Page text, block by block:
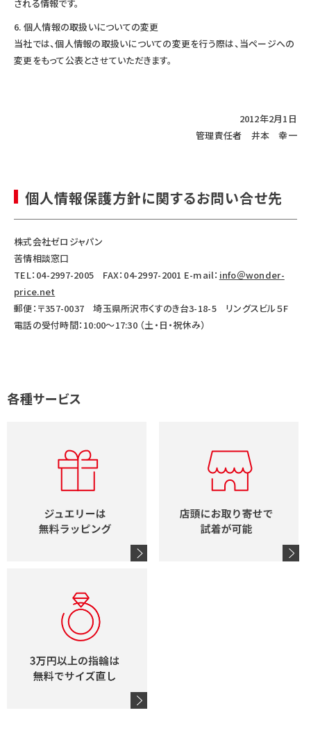
される情報です。
個人情報の取扱いについての変更
当社では、個人情報の取扱いについての変更を行う際は、当ページへの
変更をもって公表とさせていただきます。
2012年2月1日
管理責任者 井本 幸一
個人情報保護方針に関するお問い合せ先
株式会社ゼロジャパン
苦情相談窓口
TEL：04-2997-2005 FAX：04-2997-2001 E-mail： info＠wonder-
price.net
郵便：〒357-0037 埼玉県所沢市くすのき台3-18-5 リングスビル５F
電話の受付時間：10:00～17:30 （土・日・祝休み）
各種サービス